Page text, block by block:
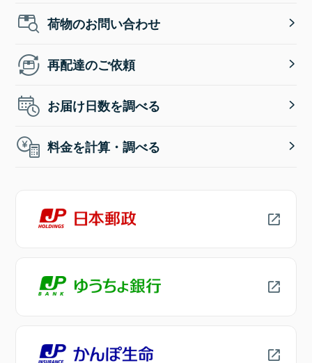
荷物のお問い合わせ
再配達のご依頼
お届け日数を調べる
料金を計算・調べる